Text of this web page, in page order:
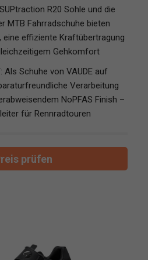
R20 Sohle und die
MTB Fahrradschuhe bieten
eine effiziente Kraftübertragung
Gehkomfort
Als Schuhe von VAUDE auf
Verarbeitung
NoPFAS Finish –
für Rennradtouren
prüfen